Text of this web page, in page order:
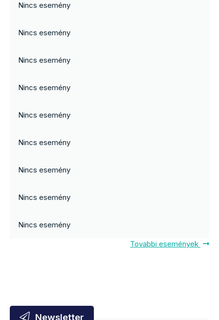
Nincs esemény
Nincs esemény
Nincs esemény
Nincs esemény
Nincs esemény
Nincs esemény
Nincs esemény
Nincs esemény
Nincs esemény
Tovabbi események
Newsletter